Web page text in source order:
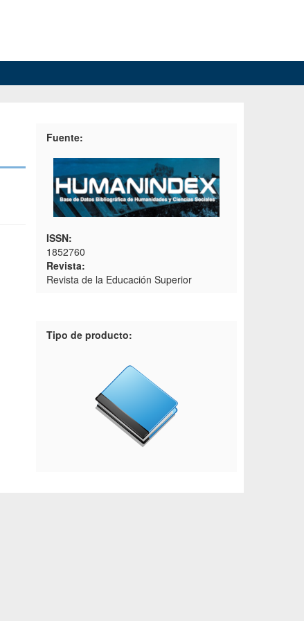
Fuente:
ISSN:
1852760
Revista:
Revista de la Educación Superior
Tipo de producto: